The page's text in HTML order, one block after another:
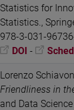
Statistics for
Statistics.,
978-3-031-
DOI -
Lorenzo
Friendliness in
and Data